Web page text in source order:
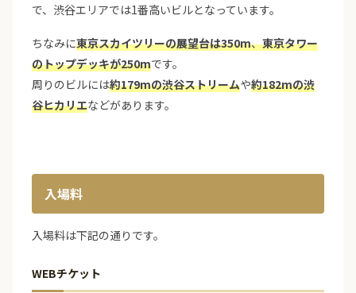
で、渋谷エリアでは1番高いビルとなっています。
ちなみに東京スカイツリーの展望台は350m、東京タワー
のトップデッキが250mです。
周りのビルには約179mの渋谷ストリームや約182mの渋
谷ヒカリエなどがあります。
入場料
入場料は下記の通りです。
WEBチケット